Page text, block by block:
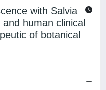
with Salvia
human clinical
of botanical